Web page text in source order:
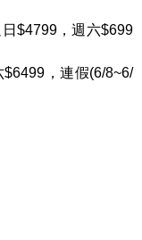
$4799，週六$699
，連假(6/8~6/